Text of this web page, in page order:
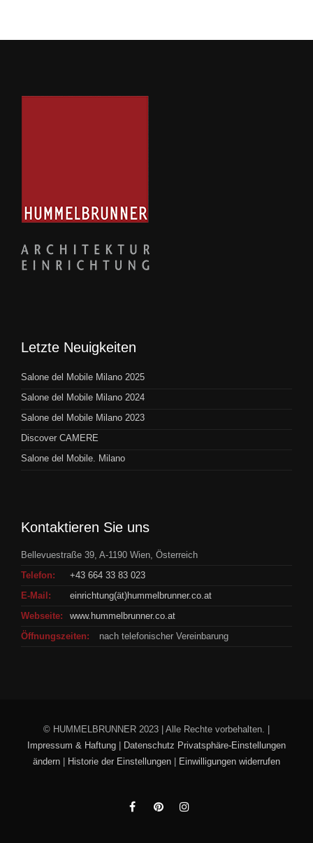
Letzte Neuigkeiten
Salone del Mobile Milano 2025
Salone del Mobile Milano 2024
Salone del Mobile Milano 2023
Discover CAMERE
Salone del Mobile. Milano
Kontaktieren Sie uns
Bellevuestraße 39, A-1190 Wien, Österreich
Telefon:
+43 664 33 83 023
E-Mail:
einrichtung(ät)hummelbrunner.co.at
Webseite:
www.hummelbrunner.co.at
Öffnungszeiten:
nach telefonischer Vereinbarung
© HUMMELBRUNNER 2023 | Alle Rechte vorbehalten. |
Impressum & Haftung
Datenschutz Privatsphäre-Einstellungen
ändern
Historie der Einstellungen Einwilligungen widerrufen